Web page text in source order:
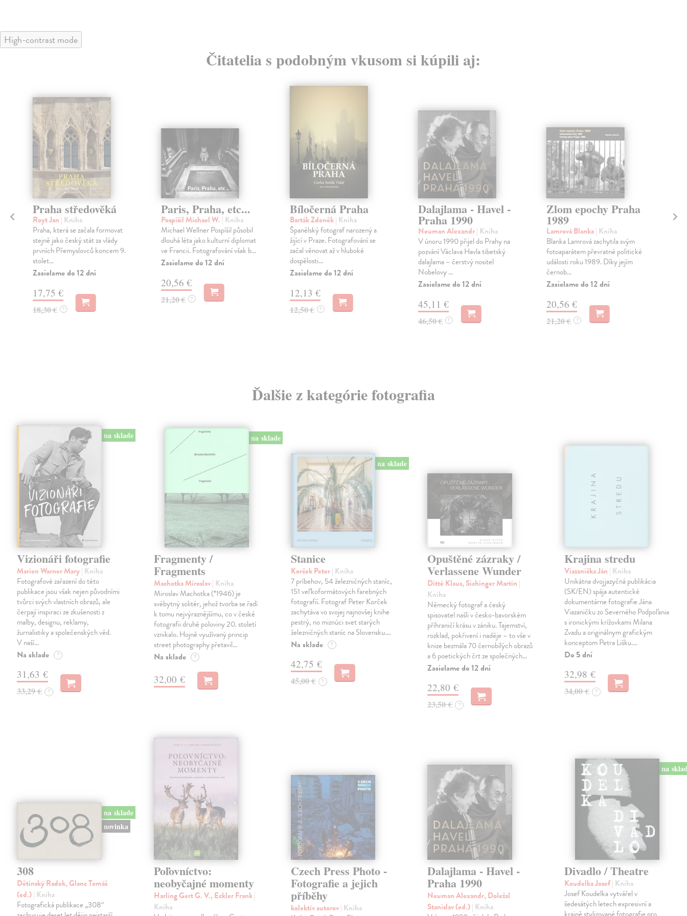
High-contrast mode
Čitatelia s podobným vkusom si kúpili aj:
Praha středověká
Royt Jan | Kniha
Praha, která se začala formovat
stejně jako český stát za vlády
prvních Přemyslovců koncem 9.
stolet...
Zasielame do 12 dní
17,75 €
18,30 € ?
Paris, Praha, etc...
Pospíšil Michael W. | Kniha
Michael Wellner Pospíšil působil
dlouhá léta jako kulturní diplomat
ve Francii. Fotografování však b...
Zasielame do 12 dní
20,56 €
21,20 € ?
Bíločerná Praha
Barták Zdeněk| Kniha
Španělský fotograf narozený a
žijící v Praze. Fotografování se
začal věnovat až v hluboké
dospělosti...
Zasielame do 12 dní
12,13 €
12,50 € ?
Dalajlama - Havel -
Praha 1990
Neuman Alexandr| Kniha
V únoru 1990 přijel do Prahy na
pozvání Václava Havla tibetský
dalajlama – čerstvý nositel
Nobelovy ...
Zasielame do 12 dní
45,11 €
46,50 € ?
Zlom epochy Praha
1989
Lamrová Blanka| Kniha
Blanka Lamrová zachytila svým
fotoaparátem převratné politické
události roku 1989. Díky jejím
černob...
Zasielame do 12 dní
20,56 €
21,20 € ?
Ďalšie z kategórie fotografia
na sklade
Vizionáři fotografie
Marien Warner Mary| Kniha
Fotografové zařazení do této
publikace jsou však nejen původními
tvůrci svých vlastních obrazů, ale
čerpají inspiraci ze zkušenosti z
malby, designu, reklamy,
žurnalistiky a společenských věd.
V naší…
Na sklade ?
31,63 €
33,29 € ?
na sklade
Fragmenty /
Fragments
Machotka Miroslav| Kniha
Miroslav Machotka (*1946) je
svébytný solitér, jehož tvorba se řadí
k tomu nejvýraznějšímu, co v české
fotografii druhé poloviny 20. století
vznikalo. Hojně využívaný princip
street photography přetavil…
Na sklade ?
32,00 €
na sklade
Stanice
Korček Peter| Kniha
7 príbehov, 54 železničných staníc,
151 veľkoformátových farebných
fotografií. Fotograf Peter Korček
zachytáva vo svojej najnovšej knihe
pestrý, no miznúci svet starých
železničných staníc na Slovensku.…
Na sklade ?
42,75 €
45,00 € ?
Opuštěné zázraky /
Verlassene Wunder
Ditté Klaus, Sichinger Martin |
Kniha
Německý fotograf a český
spisovatel našli v česko-bavorském
příhraničí krásu v zániku. Tajemství,
rozklad, pokřivení i naděje – to vše v
knize bezmála 70 černobílých obrazů
a 6 poetických črt ze společných…
Zasielame do 12 dní
22,80 €
23,50 € ?
Krajina stredu
Viazanička Ján | Kniha
Unikátna dvojjazyčná publikácia
(SK/EN) spája autentické
dokumentárne fotografie Jána
Viazaničku zo Severného Podpoľania
s ironickými krížovkami Milana
Zvadu a originálnym grafickým
konceptom Petra Lišku.…
Do 5 dní
32,98 €
34,00 € ?
na sklade
novinka
308
Dětinský Radek, Glanc Tomáš
(ed.)| Kniha
Fotografická publikace „308“
Poľovníctvo:
neobyčajné momenty
Harling Gert G. V., Eckler Frank|
Kniha
Czech Press Photo -
Fotografie a jejich
příběhy
kolektív autorov| Kniha
Dalajlama - Havel -
Praha 1990
Neuman Alexandr, Doležal
Stanislav (ed.)| Kniha
na
Divadlo / Theatre
Koudelka Josef| Kniha
Josef Koudelka vytvářel v
šedesátých letech expresivní a